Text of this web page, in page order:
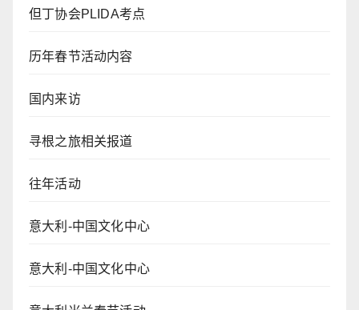
但丁协会PLIDA考点
历年春节活动内容
国内来访
寻根之旅相关报道
往年活动
意大利-中国文化中心
意大利-中国文化中心